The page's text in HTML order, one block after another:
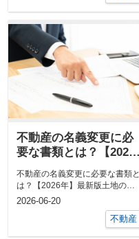
不動産の名義変更に必
要な書類とは？【2026
年】最新版
不動産の名義変更に必要な書類と
は？【2026年】最新版土地の相
続では何をやったら良いのだろう
2026-06-20
不動産